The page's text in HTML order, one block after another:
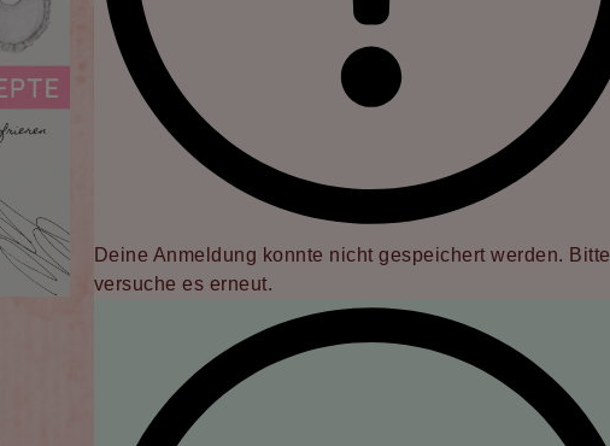
Deine Anmeldung konnte nicht gespeichert werden. Bitte
versuche es erneut.